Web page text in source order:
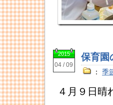
2015
04 / 09
保育園
： 季
４月９日晴